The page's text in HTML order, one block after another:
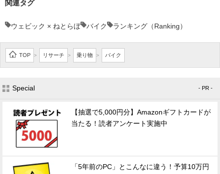
関連タグ
ウェビック × ねとらぼ バイク ランキング（Ranking）
TOP > リサーチ > 乗り物 > バイク
Special - PR -
【抽選で5,000円分】Amazonギフトカードが
当たる！読者アンケート実施中
「5年前のPC」とこんなに違う！予算10万円